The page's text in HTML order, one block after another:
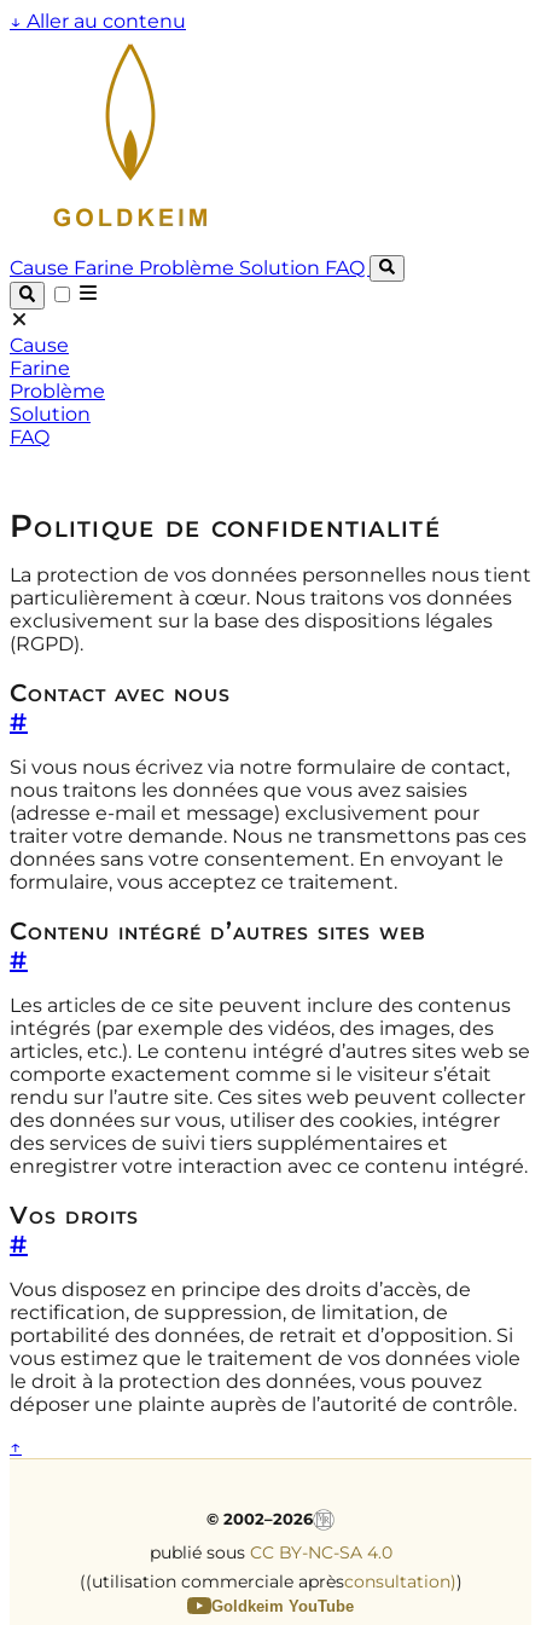
↓ Aller au contenu
Cause Farine Problème Solution FAQ
Cause
Farine
Problème
Solution
FAQ
Politique de confidentialité
La protection de vos données personnelles nous tient
particulièrement à cœur. Nous traitons vos données
exclusivement sur la base des dispositions légales
(RGPD).
Contact avec nous
#
Si vous nous écrivez via notre formulaire de contact,
nous traitons les données que vous avez saisies
(adresse e-mail et message) exclusivement pour
traiter votre demande. Nous ne transmettons pas ces
données sans votre consentement. En envoyant le
formulaire, vous acceptez ce traitement.
Contenu intégré d’autres sites web
#
Les articles de ce site peuvent inclure des contenus
intégrés (par exemple des vidéos, des images, des
articles, etc.). Le contenu intégré d’autres sites web se
comporte exactement comme si le visiteur s’était
rendu sur l’autre site. Ces sites web peuvent collecter
des données sur vous, utiliser des cookies, intégrer
des services de suivi tiers supplémentaires et
enregistrer votre interaction avec ce contenu intégré.
Vos droits
#
Vous disposez en principe des droits d’accès, de
rectification, de suppression, de limitation, de
portabilité des données, de retrait et d’opposition. Si
vous estimez que le traitement de vos données viole
le droit à la protection des données, vous pouvez
déposer une plainte auprès de l’autorité de contrôle.
↑
© 2002–2026
publié sous CC BY-NC-SA 4.0
((utilisation commerciale aprèsconsultation))
Goldkeim YouTube